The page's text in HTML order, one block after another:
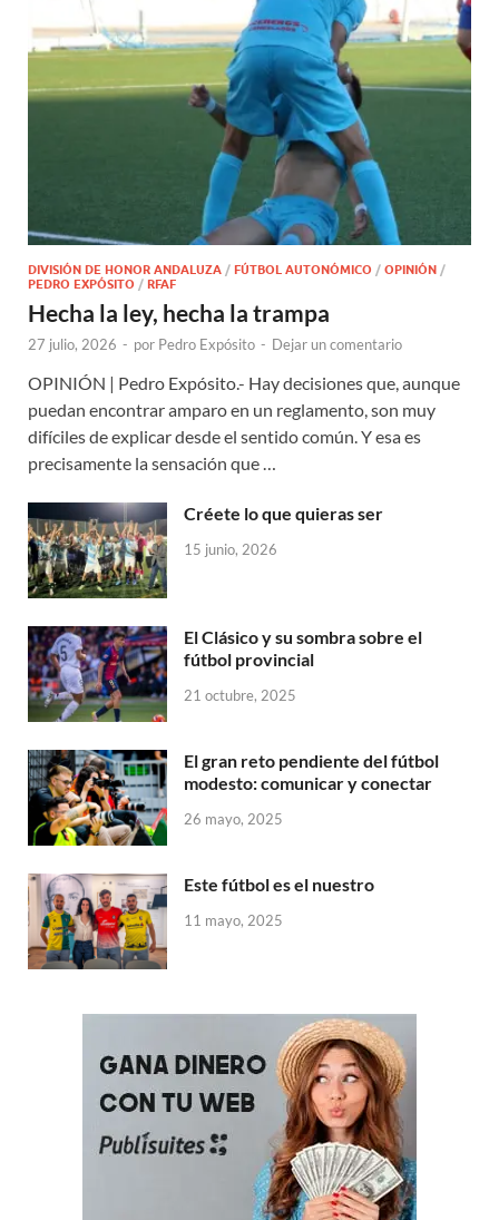
DIVISIÓN DE HONOR ANDALUZA / FÚTBOL AUTONÓMICO / OPINIÓN /
PEDRO EXPÓSITO / RFAF
Hecha la ley, hecha la trampa
27 julio, 2026 - por Pedro Expósito - Dejar un comentario
OPINIÓN | Pedro Expósito.- Hay decisiones que, aunque
puedan encontrar amparo en un reglamento, son muy
difíciles de explicar desde el sentido común. Y esa es
precisamente la sensación que …
Créete lo que quieras ser
15 junio, 2026
El Clásico y su sombra sobre el
fútbol provincial
21 octubre, 2025
El gran reto pendiente del fútbol
modesto: comunicar y conectar
26 mayo, 2025
Este fútbol es el nuestro
11 mayo, 2025